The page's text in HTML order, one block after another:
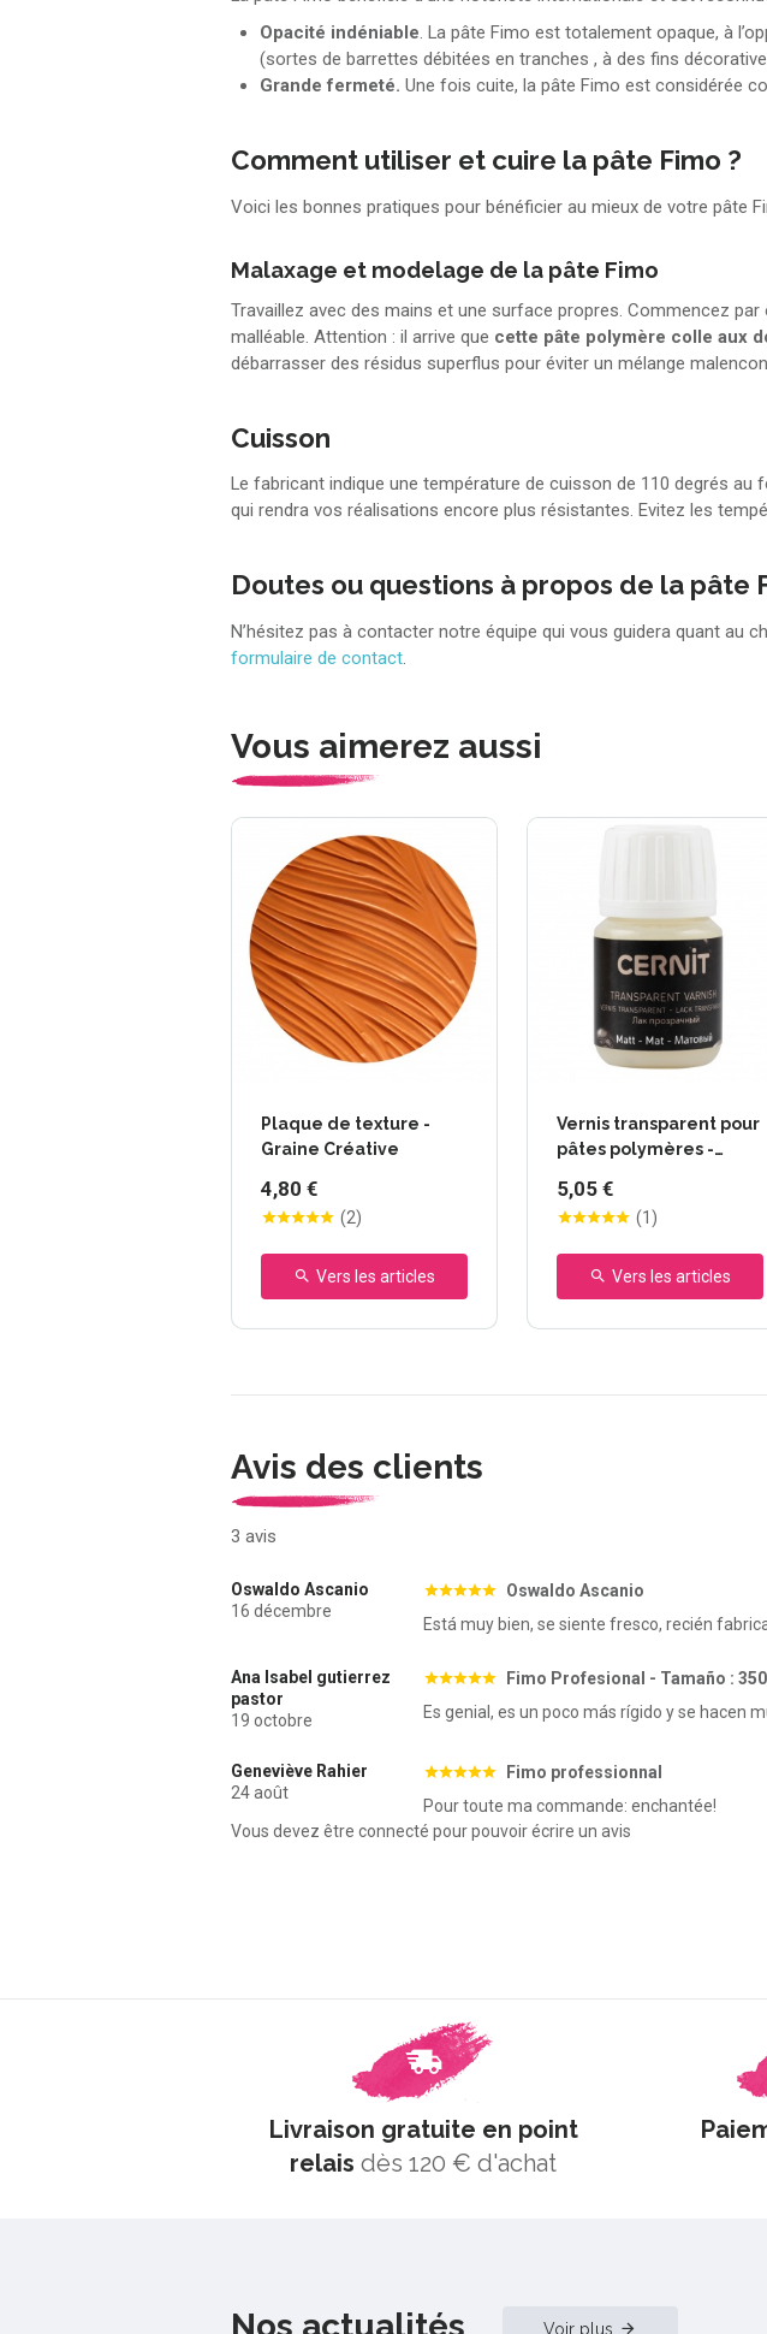
Opacité indéniable. La pâte Fimo est totalement opaque, à
(sortes de barrettes débitées en tranches , à des fins
Grande fermeté. Une fois cuite, la pâte Fimo est considérée
Comment utiliser et cuire la pâte Fimo ?
Voici les bonnes pratiques pour bénéficier au mieux de votre pâte
Malaxage et modelage de la pâte Fimo
Travaillez avec des mains et une surface propres. Commencez
malléable. Attention : il arrive que cette pâte polymère colle aux
débarrasser des résidus superflus pour éviter un mélange
Cuisson
Le fabricant indique une température de cuisson de 110 degrés au
qui rendra vos réalisations encore plus résistantes. Evitez les
Doutes ou questions à propos de la pâte
N’hésitez pas à contacter notre équipe qui vous guidera quant au
formulaire de contact
Vous aimerez aussi
Plaque de texture -
Graine Créative
4,80 €
(2)
Vers les articles
Vernis transparent pour
pâtes polymères -
5,05 €
(1 )
Vers les articles
Avis des clients
3 avis
Oswaldo Ascanio
16 décembre
Oswaldo Ascanio
Está muy bien, se siente fresco, recién
Ana Isabel gutierrez
pastor
19 octobre
Fimo Profesional - Tamaño :
Es genial, es un poco más rígido y se hacen
Geneviève Rahier
24 août
Fimo professionnal
Pour toute ma commande: enchantée!
Vous devez être connecté pour pouvoir écrire un avis
Livraison gratuite en point
relais dès 120 € d'achat
Voir plus